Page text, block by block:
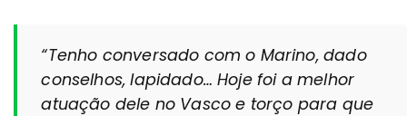
“Tenho conversado com o Marino, dado
conselhos, lapidado… Hoje foi a melhor
atuação dele no Vasco e torço para que